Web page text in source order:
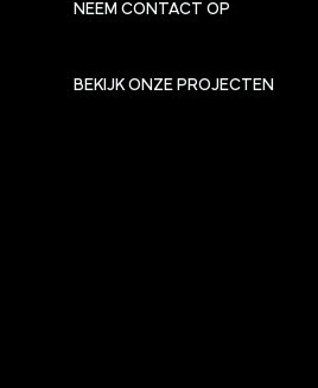
NEEM CONTACT OP
BEKIJK ONZE PROJECTEN